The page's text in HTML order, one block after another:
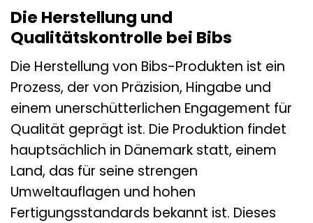
Die Herstellung und
Qualitätskontrolle bei Bibs
Die Herstellung von Bibs-Produkten ist ein
Prozess, der von Präzision, Hingabe und
einem unerschütterlichen Engagement für
Qualität geprägt ist. Die Produktion findet
hauptsächlich in Dänemark statt, einem
Land, das für seine strengen
Umweltauflagen und hohen
Fertigungsstandards bekannt ist. Dieses